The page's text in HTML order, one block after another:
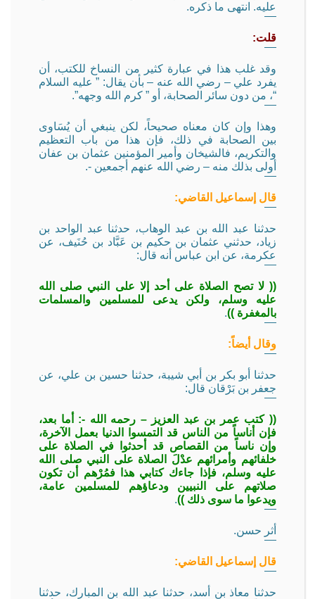
عليه. انتهى ما ذكره.
قلت:
وقد غلب هذا في عبارة كثير من النساخ للكتب، أن
يفرد علي – رضي الله عنه – بأن يقال: ” عليه السلام
“، من دون سائر الصحابة، أو ” كرم الله وجهه”.
وهذا وإن كان معناه صحيحاً، لكن ينبغي أن يُسَاوى
بين الصحابة في ذلك، فإن هذا من باب التعظيم
والتكريم، فالشيخان وأمير المؤمنين عثمان بن عفان
أولى بذلك منه – رضي الله عنهم أجمعين -.
قال إسماعيل القاضي:
حدثنا عبد الله بن عبد الوهاب، حدثنا عبد الواحد بن
زياد، حدثني عثمان بن حكيم بن عَبَّاد بن حُنَيف، عن
عكرمة، عن ابن عباس أنه قال:
(( لا تصح الصلاة على أحد إلا على النبي صلى الله
عليه وسلم، ولكن يدعى للمسلمين والمسلمات
بالمغفرة )).
وقال أيضاً:
حدثنا أبو بكر بن أبي شيبة، حدثنا حسين بن علي، عن
جعفر بن بَرْقان قال:
(( كتب عمر بن عبد العزيز – رحمه الله -: أما بعد،
فإن أناساً من الناس قد التمسوا الدنيا بعمل الآخرة،
وإن ناساً من القصاص قد أحدثوا في الصلاة على
خلفائهم وأمرائهم عدْلَ الصلاة على النبي صلى الله
عليه وسلم، فإذا جاءك كتابي هذا فمُرْهم أن تكون
صلاتهم على النبيين ودعاؤهم للمسلمين عامة،
ويدعوا ما سوى ذلك )).
أثر حسن.
قال إسماعيل القاضي:
حدثنا معاذ بن أسد، حدثنا عبد الله بن المبارك، حدثنا